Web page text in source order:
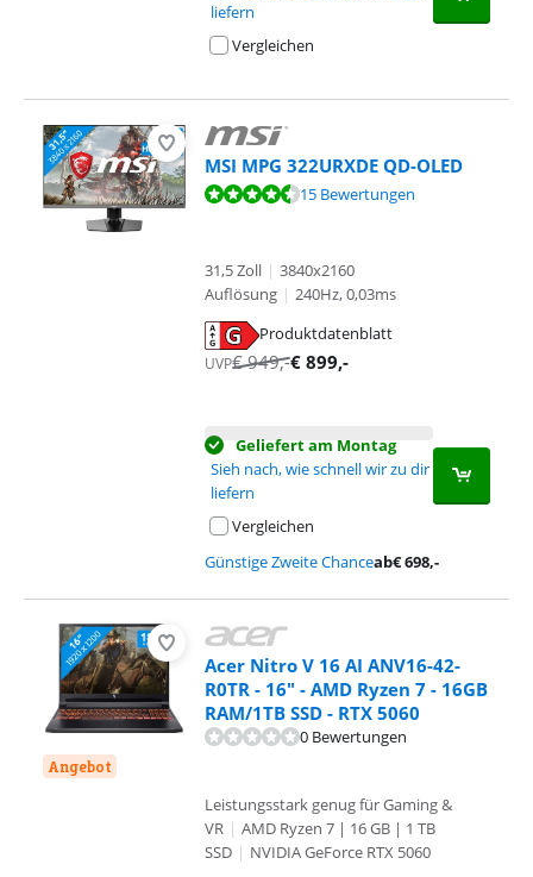
liefern
Vergleichen
MSI MPG 322URXDE QD-OLED
Bewertet mit 9,3 von 10, basierend auf 15 Bewertungen.
15 Bewertungen
31,5 Zoll | 3840x2160
Auflösung | 240Hz, 0,03ms
Produktdatenblatt
wird in neuem Tab geöffnetUVP€949,-€ 899,-
Geliefert am Montag
Sieh nach, wie schnell wir zu dir
liefern
Vergleichen
Günstige Zweite Chanceab€698,-
Angebot
Acer Nitro V 16 AI ANV16-42-
R0TR - 16" - AMD Ryzen 7 - 16GB
RAM/1TB SSD - RTX 5060
0 Bewertungen
Leistungsstark genug für Gaming &
VR | AMD Ryzen 7 | 16 GB | 1 TB
SSD | NVIDIA GeForce RTX 5060